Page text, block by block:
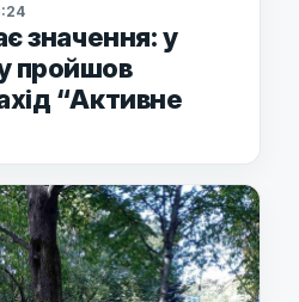
значення: у
пройшов
“Активне